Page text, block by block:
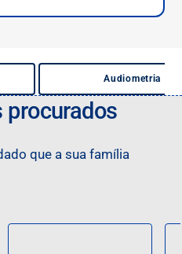
contraste das articulações
com contraste do
Audiometria
procurados
que a sua família